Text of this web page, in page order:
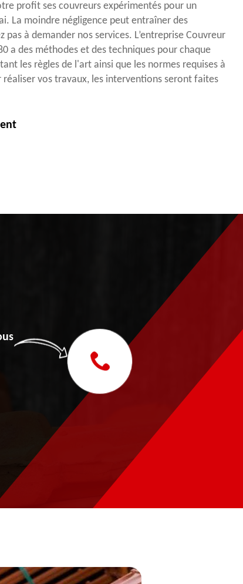
profit ses couvreurs expérimentés pour un
La moindre négligence peut entraîner des
pas à demander nos services. L’entreprise Couvreur
a des méthodes et des techniques pour chaque
les règles de l'art ainsi que les normes requises à
réaliser vos travaux, les interventions seront faites